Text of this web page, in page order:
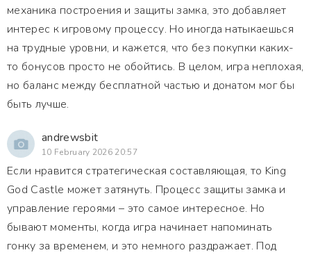
механика построения и защиты замка, это добавляет
интерес к игровому процессу. Но иногда натыкаешься
на трудные уровни, и кажется, что без покупки каких-
то бонусов просто не обойтись. В целом, игра неплохая,
но баланс между бесплатной частью и донатом мог бы
быть лучше.
andrewsbit
10 February 2026 20:57
Если нравится стратегическая составляющая, то King
God Castle может затянуть. Процесс защиты замка и
управление героями – это самое интересное. Но
бывают моменты, когда игра начинает напоминать
гонку за временем, и это немного раздражает. Под